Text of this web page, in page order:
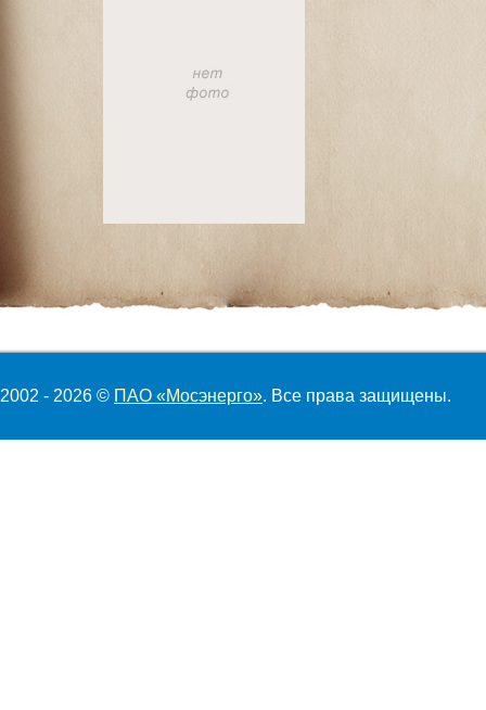
2002 - 2026 © ПАО «Мосэнерго». Все права защищены.